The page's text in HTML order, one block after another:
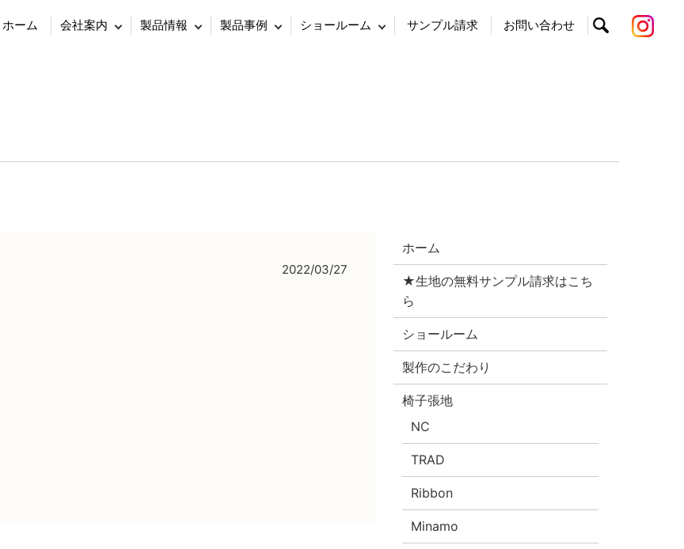
ホーム 会社案内 製品情報 製品事例 ショールーム サンプル請求 お問い合わせ search
2022/03/27
ホーム
★生地の無料サンプル請求はこち
ら
ショールーム
製作のこだわり
椅子張地
NC
TRAD
Ribbon
Minamo